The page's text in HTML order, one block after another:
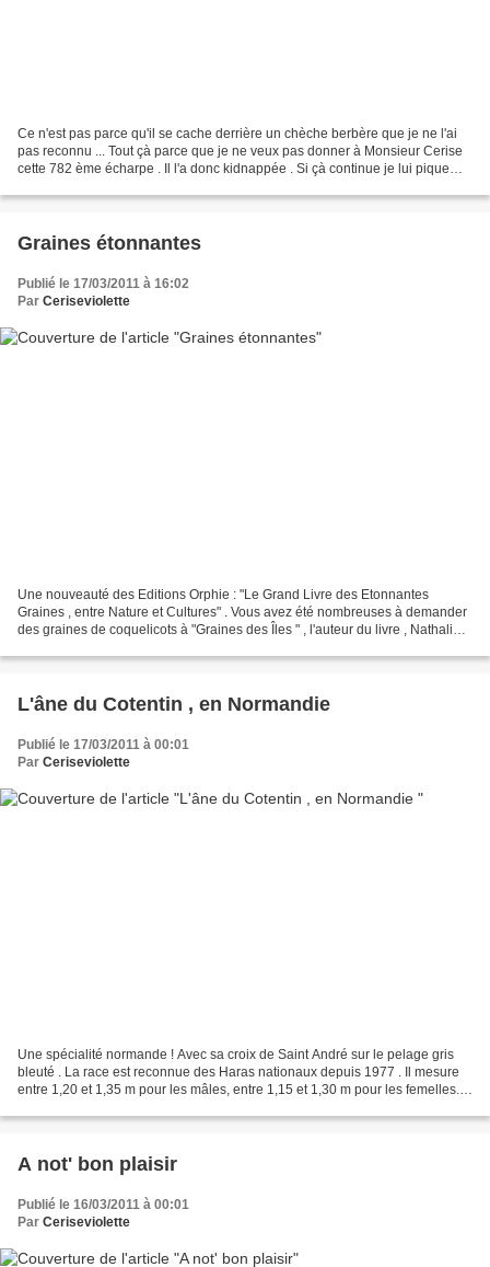
Ce n'est pas parce qu'il se cache derrière un chèche berbère que je ne l'ai
pas reconnu ... Tout çà parce que je ne veux pas donner à Monsieur Cerise
cette 782 ème écharpe . Il l'a donc kidnappée . Si çà continue je lui pique
Graines étonnantes
Publié le 17/03/2011 à 16:02
Par Ceriseviolette
Une nouveauté des Editions Orphie : "Le Grand Livre des Etonnantes
Graines , entre Nature et Cultures" . Vous avez été nombreuses à demander
des graines de coquelicots à "Graines des Îles " , l'auteur du livre , Nathalie
L'âne du Cotentin , en Normandie
Publié le 17/03/2011 à 00:01
Par Ceriseviolette
Une spécialité normande ! Avec sa croix de Saint André sur le pelage gris
bleuté . La race est reconnue des Haras nationaux depuis 1977 . Il mesure
entre 1,20 et 1,35 m pour les mâles, entre 1,15 et 1,30 m pour les femelles.
A not' bon plaisir
Publié le 16/03/2011 à 00:01
Par Ceriseviolette